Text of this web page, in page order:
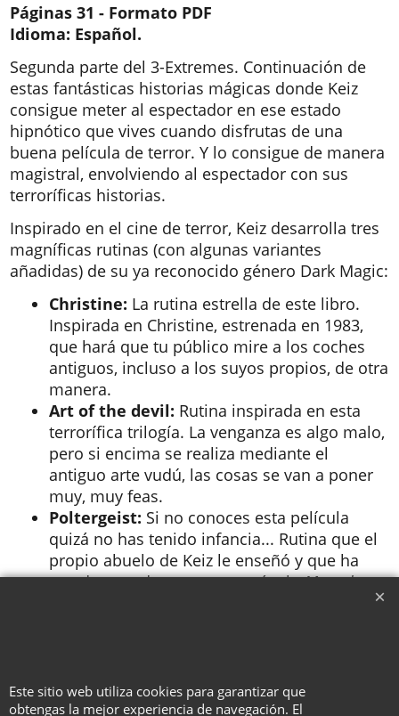
Páginas 31 - Formato PDF
Idioma: Español.
Segunda parte del 3-Extremes. Continuación de
estas fantásticas historias mágicas donde Keiz
consigue meter al espectador en ese estado
hipnótico que vives cuando disfrutas de una
buena película de terror. Y lo consigue de manera
magistral, envolviendo al espectador con sus
terroríficas historias.
Inspirado en el cine de terror, Keiz desarrolla tres
magníficas rutinas (con algunas variantes
añadidas) de su ya reconocido género Dark Magic:
Christine: La rutina estrella de este libro.
Inspirada en Christine, estrenada en 1983,
que hará que tu público mire a los coches
antiguos, incluso a los suyos propios, de otra
manera.
Art of the devil: Rutina inspirada en esta
terrorífica trilogía. La venganza es algo malo,
pero si encima se realiza mediante el
antiguo arte vudú, las cosas se van a poner
muy, muy feas.
Poltergeist: Si no conoces esta película
quizá no has tenido infancia... Rutina que el
propio abuelo de Keiz le enseñó y que ha
estado usando en su espectáculoMental
Este sitio web utiliza cookies para garantizar que
obtengas la mejor experiencia de navegación. El